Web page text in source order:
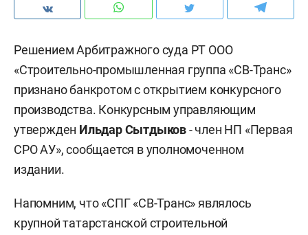
Решением Арбитражного суда РТ ООО
«Строительно-промышленная группа «СВ-Транс»
признано банкротом с открытием конкурсного
производства. Конкурсным управляющим
утвержден Ильдар Сытдыков- член НП «Первая
СРО АУ», сообщается в уполномоченном
издании.
Напомним, что «СПГ «СВ-Транс» являлось
крупной татарстанской строительной